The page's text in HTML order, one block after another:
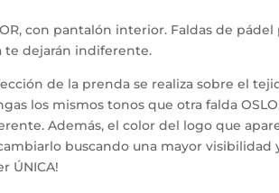
42,50€.
con pantalón interior. Faldas de pádel
te dejarán indiferente.
de la prenda se realiza sobre el
los mismos tonos que otra falda
Además, el color del logo que
buscando una mayor visibilidad
ÚNICA!